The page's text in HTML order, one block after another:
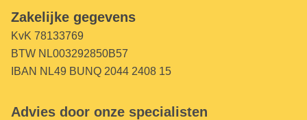
Zakelijke gegevens
KvK 78133769
BTW NL003292850B57
IBAN NL49 BUNQ 2044 2408 15
Advies door onze specialisten